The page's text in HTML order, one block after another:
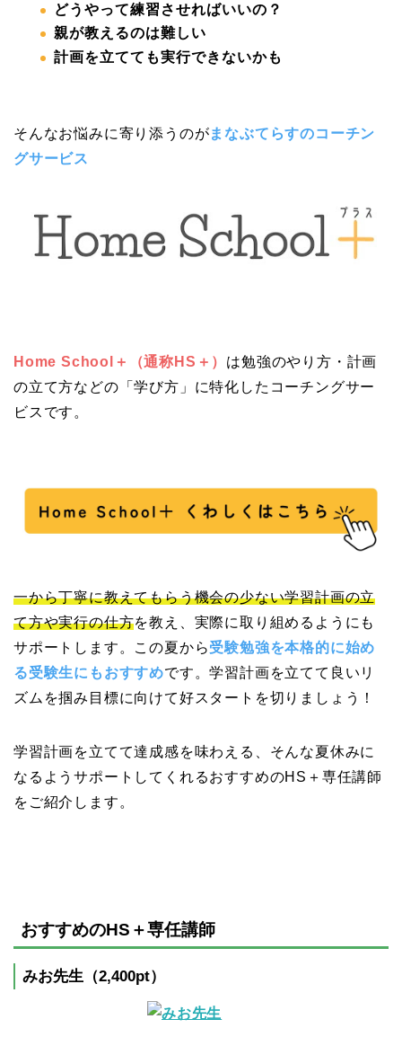
どうやって練習させればいいの？
親が教えるのは難しい
計画を立てても実行できないかも
そんなお悩みに寄り添うのがまなぶてらすのコーチン
グサービス
Home School＋（通称HS＋） は勉強のやり方・計画
の立て方などの「学び方」に特化したコーチングサー
ビスです。
一から丁寧に教えてもらう機会の少ない学習計画の立
て方や実行の仕方を教え、実際に取り組めるようにも
サポートします。この夏から受験勉強を本格的に始め
る受験生にもおすすめです。学習計画を立てて良いリ
ズムを掴み目標に向けて好スタートを切りましょう！
学習計画を立てて達成感を味わえる、そんな夏休みに
なるようサポートしてくれるおすすめのHS＋専任講師
をご紹介します。
おすすめのHS＋専任講師
みお先生（2,400pt）